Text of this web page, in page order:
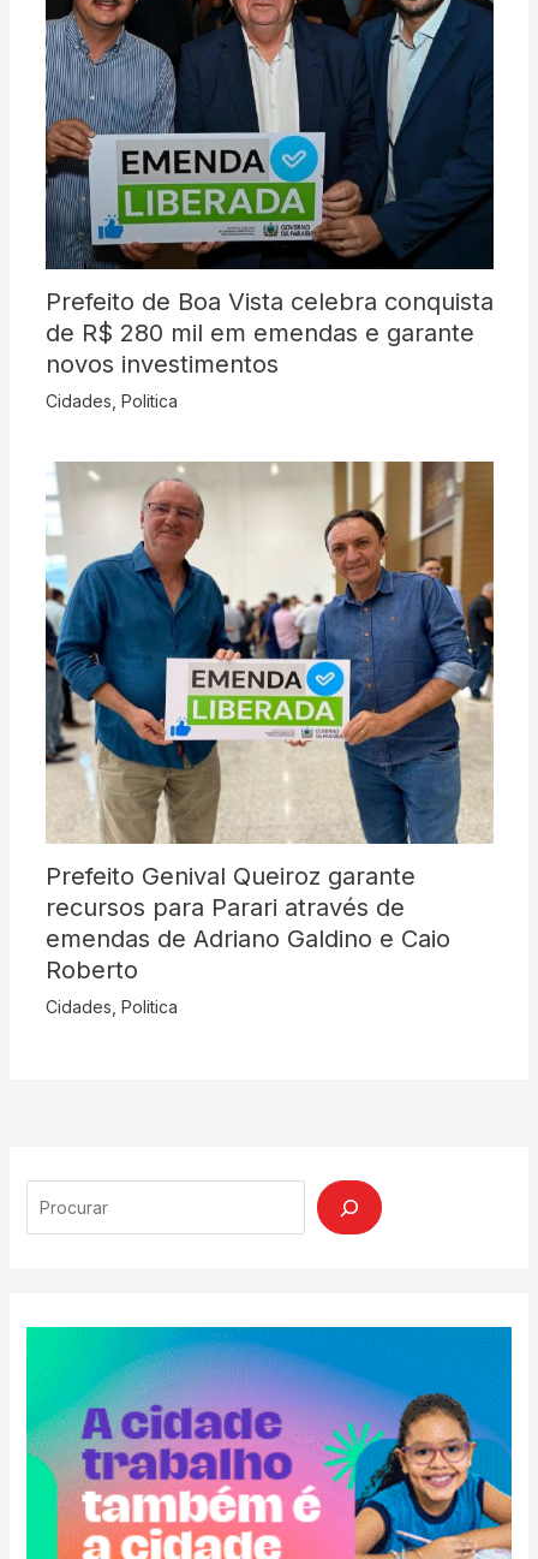
Prefeito de Boa Vista celebra conquista
de R$ 280 mil em emendas e garante
novos investimentos
Cidades Politica
Prefeito Genival Queiroz garante
recursos para Parari através de
emendas de Adriano Galdino e Caio
Roberto
Cidades Politica